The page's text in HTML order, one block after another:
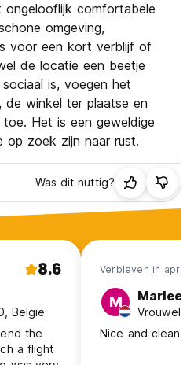
ongelooflijk comfortabele
omgeving,
voor een kort verblijf of
de locatie een beetje
is, voegen het
de winkel ter plaatse en
Het is een geweldige
op zoek zijn naar rust.
Was dit nuttig?
8.6
België
the
a flight
Verbleven in apr
M Marleen
Nice and clean :)